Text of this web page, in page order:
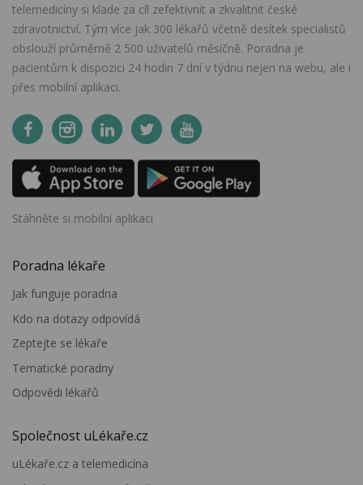
telemedicíny si klade za cíl zefektivnit a zkvalitnit české
zdravotnictví. Tým více jak 300 lékařů včetně desítek specialistů
obslouží průměrně 2 500 uživatelů měsíčně. Poradna je
pacientům k dispozici 24 hodin 7 dní v týdnu nejen na webu, ale i
přes mobilní aplikaci.
Stáhněte si mobilní aplikaci
Poradna lékaře
Jak funguje poradna
Kdo na dotazy odpovídá
Zeptejte se lékaře
Tematické poradny
Odpovědi lékařů
Společnost uLékaře.cz
uLékaře.cz a telemedicína